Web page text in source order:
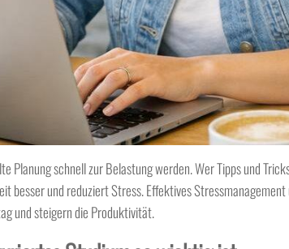
Planung schnell zur Belastung werden. Wer Tipps und
besser und reduziert Stress. Effektives
und steigern die Produktivität.